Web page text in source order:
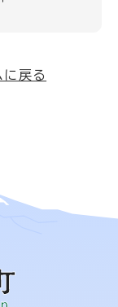
に戻る